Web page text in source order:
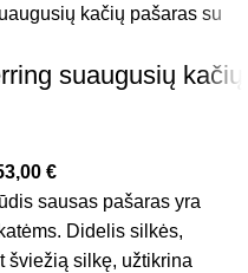
suaugusių kačių
€
sausas pašaras yra
Didelis silkės,
šviežią silkę, užtikrina